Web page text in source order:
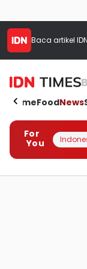
Baca artikel
HomeFoodNews
For
You